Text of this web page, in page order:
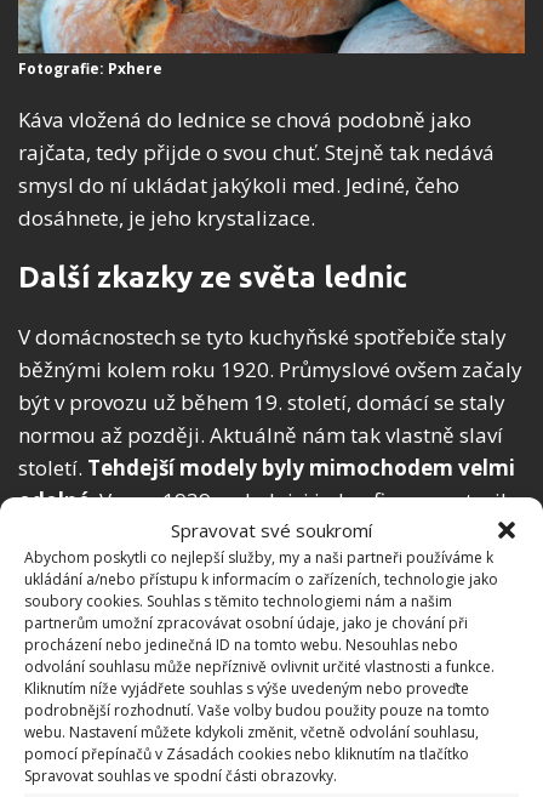
Spravovat své soukromí
Abychom poskytli co nejlepší služby, my a naši partneři používáme k
ukládání a/nebo přístupu k informacím o zařízeních, technologie jako
soubory cookies. Souhlas s těmito technologiemi nám a našim
partnerům umožní zpracovávat osobní údaje, jako je chování při
procházení nebo jedinečná ID na tomto webu. Nesouhlas nebo
odvolání souhlasu může nepříznivě ovlivnit určité vlastnosti a funkce.
Kliknutím níže vyjádřete souhlas s výše uvedeným nebo proveďte
podrobnější rozhodnutí. Vaše volby budou použity pouze na tomto
webu. Nastavení můžete kdykoli změnit, včetně odvolání souhlasu,
pomocí přepínačů v Zásadách cookies nebo kliknutím na tlačítko
Spravovat souhlas ve spodní části obrazovky.
Fotografie: Pxhere
Káva vložená do lednice se chová podobně jako
rajčata, tedy přijde o svou chuť. Stejně tak nedává
smysl do ní ukládat jakýkoli med. Jediné, čeho
dosáhnete, je jeho krystalizace.
Další zkazky ze světa lednic
V domácnostech se tyto kuchyňské spotřebiče staly
běžnými kolem roku 1920. Průmyslové ovšem začaly
být v provozu už během 19. století, domácí se staly
normou až později. Aktuálně nám tak vlastně slaví
století. Tehdejší modely byly mimochodem velmi
odolné. V roce 1939 na lednici jedna firma postavila
slona o váze 4 tun. Pak otevřeli a zavřeli dveře, aby
ukázali, jak je zařízení vzduchotěsné. Reakce slona
není známá.
První generace lednic byly natolik velké, že nemohly
být přímo v domech. Vážily navíc asi 5 tun. Díky
jejich evoluci teď ovšem máme i miniledničky. Není
vůbec přeháněním konstatovat, že právělednice
radikálně změnily naši kulturua obecně celou